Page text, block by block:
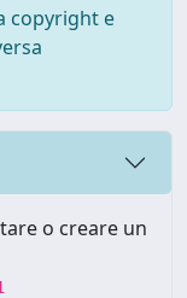
copyright e
o creare un